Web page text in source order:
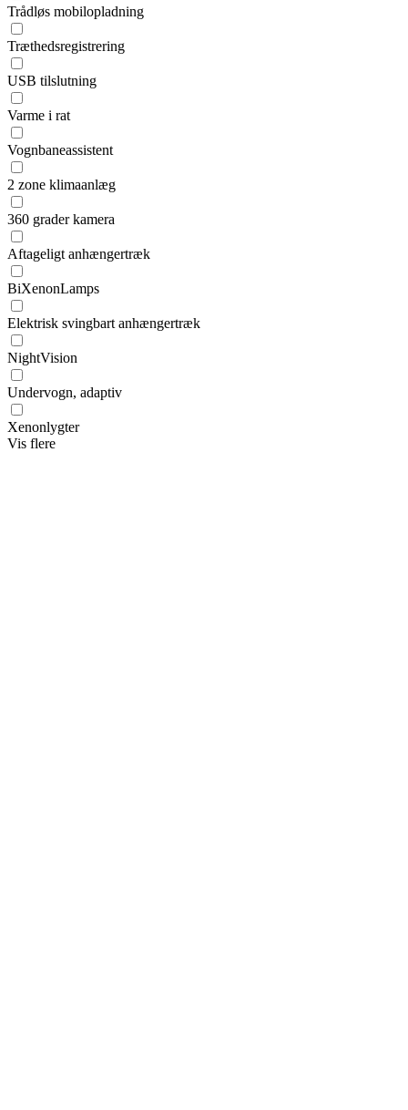
Trådløs mobilopladning
Træthedsregistrering
USB tilslutning
Varme i rat
Vognbaneassistent
2 zone klimaanlæg
360 grader kamera
Aftageligt anhængertræk
BiXenonLamps
Elektrisk svingbart anhængertræk
NightVision
Undervogn, adaptiv
Xenonlygter
Vis flere